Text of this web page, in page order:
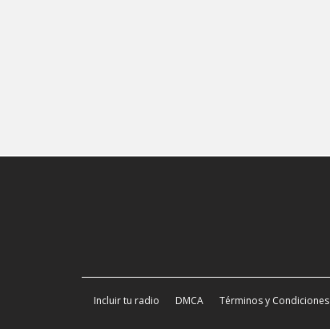
Incluir tu radio DMCA Términos y Condiciones